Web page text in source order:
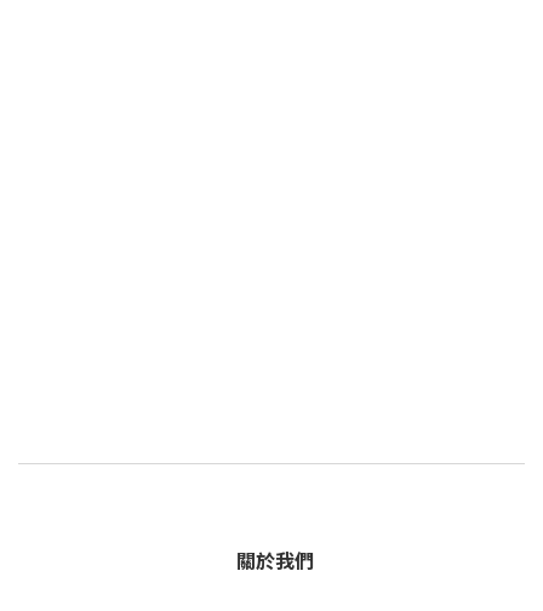
關於我們